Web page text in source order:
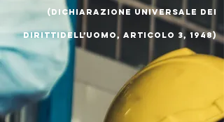
(Dichiarazione Universale dei
dirittidell’Uomo, Articolo 3, 1948)